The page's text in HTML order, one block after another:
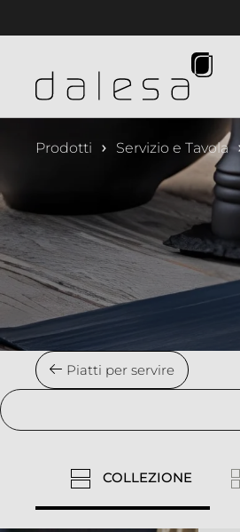
Prodotti Servizio e Tavola
Piatti per servire
COLLEZIONE